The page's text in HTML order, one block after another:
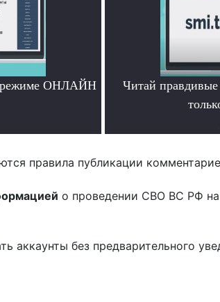
режиме ОНЛАЙН
Читай
правила публикации
о проведении СВО ВС РФ
аккаунты без предварительного